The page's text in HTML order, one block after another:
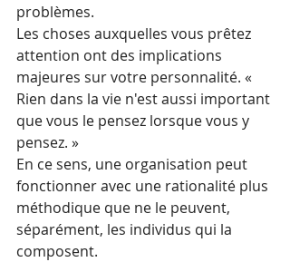
problèmes.
Les choses auxquelles vous prêtez
attention ont des implications
majeures sur votre personnalité. «
Rien dans la vie n'est aussi important
que vous le pensez lorsque vous y
pensez. »
En ce sens, une organisation peut
fonctionner avec une rationalité plus
méthodique que ne le peuvent,
séparément, les individus qui la
composent.